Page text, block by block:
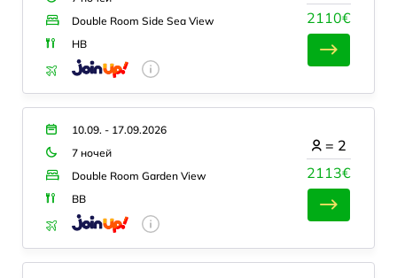
Double Room Side Sea View
HB
2110€
10.09. - 17.09.2026
7 ночей
Double Room Garden View
BB
2113€
= 2